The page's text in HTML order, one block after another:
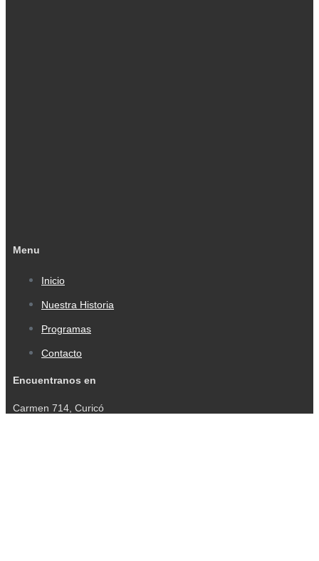
Menu
Inicio
Nuestra Historia
Programas
Contacto
Encuentranos en
Carmen 714, Curicó